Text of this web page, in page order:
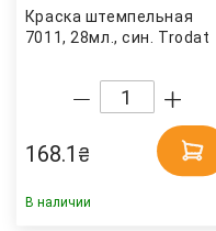
Краска штемпельная
7011, 28мл., син. Trodat
168.1 ₴
В наличии